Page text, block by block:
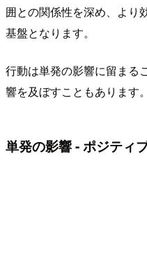
囲との関係性を深め、より
基盤となります。
行動は単発の影響に留まる
響を及ぼすこともあります。
単発の影響 - ポジティ